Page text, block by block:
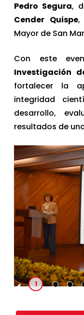
Pedro Segura,
Cender Quispe,
Mayor de San
Con este
Investigación
fortalecer la
integridad
desarrollo,
resultados de
1 2 3